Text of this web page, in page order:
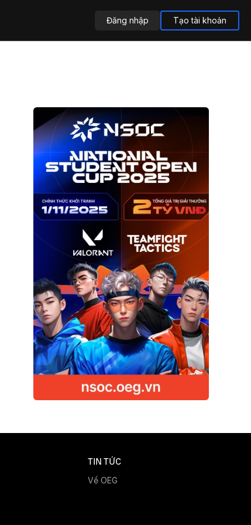
Đăng nhập Tạo tài khoản
TIN TỨC
Về OEG